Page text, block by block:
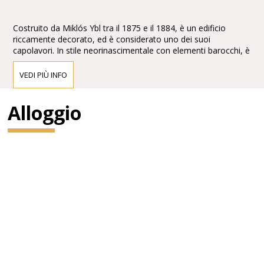
Costruito da Miklós Ybl tra il 1875 e il 1884, è un edificio
riccamente decorato, ed è considerato uno dei suoi
capolavori. In stile neorinascimentale con elementi barocchi, è
arricchito con affreschi e sculture di Bertalan Székely,Mór
Than e Károly Lotz.
Di fronte alla facciata vi sono le statue di Ferenc Erkel,
compositore dell'inno nazionale, e del compositore
classicoFranz Liszt, entrambe di Alajos Stróbl.
VEDI PIÙ INFO
Alloggio